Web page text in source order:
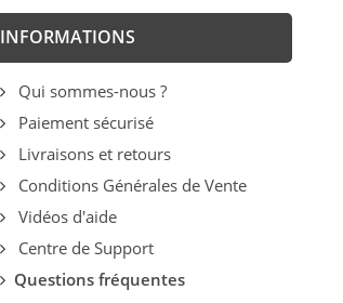
INFORMATIONS
Qui sommes-nous ?
Paiement sécurisé
Livraisons et retours
Conditions Générales de Vente
Vidéos d'aide
Centre de Support
Questions fréquentes